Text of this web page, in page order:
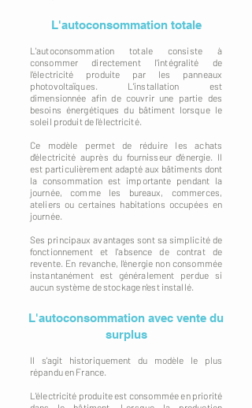
L'autoconsommation totale
L'autoconsommation totale consiste à
consommer directement l'intégralité de
l'électricité produite par les panneaux
photovoltaïques. L'installation est
dimensionnée afin de couvrir une partie des
besoins énergétiques du bâtiment lorsque le
soleil produit de l'électricité.
Ce modèle permet de réduire les achats
d'électricité auprès du fournisseur d'énergie. Il
est particulièrement adapté aux bâtiments dont
la consommation est importante pendant la
journée, comme les bureaux, commerces,
ateliers ou certaines habitations occupées en
journée.
Ses principaux avantages sont sa simplicité de
fonctionnement et l'absence de contrat de
revente. En revanche, l'énergie non consommée
instantanément est généralement perdue si
aucun système de stockage n'est installé.
L'autoconsommation avec vente du
surplus
Il s'agit historiquement du modèle le plus
répandu en France.
L'électricité produite est consommée en priorité